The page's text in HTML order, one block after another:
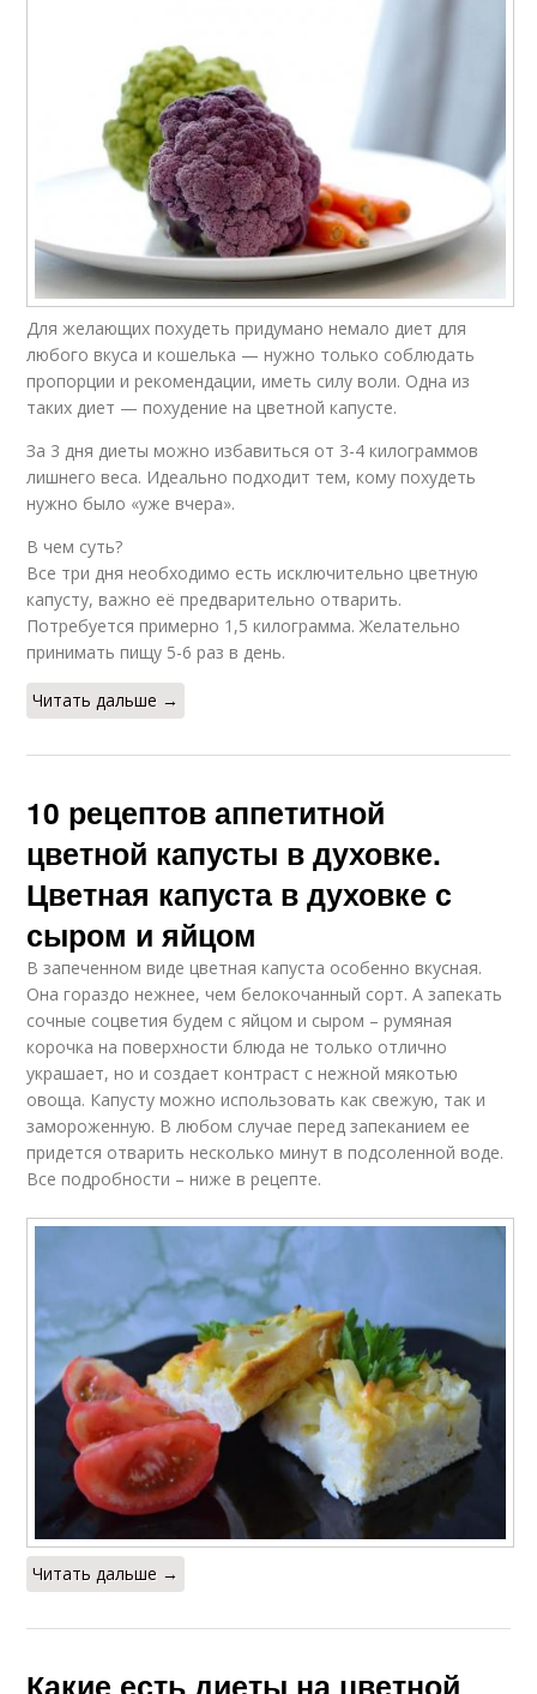
Для желающих похудеть придумано немало диет для
любого вкуса и кошелька — нужно только соблюдать
пропорции и рекомендации, иметь силу воли. Одна из
таких диет — похудение на цветной капусте.
За 3 дня диеты можно избавиться от 3-4 килограммов
лишнего веса. Идеально подходит тем, кому похудеть
нужно было «уже вчера».
В чем суть?
Все три дня необходимо есть исключительно цветную
капусту, важно её предварительно отварить.
Потребуется примерно 1,5 килограмма. Желательно
принимать пищу 5-6 раз в день.
Читать дальше →
10 рецептов аппетитной
цветной капусты в духовке.
Цветная капуста в духовке с
сыром и яйцом
В запеченном виде цветная капуста особенно вкусная.
Она гораздо нежнее, чем белокочанный сорт. А запекать
сочные соцветия будем с яйцом и сыром – румяная
корочка на поверхности блюда не только отлично
украшает, но и создает контраст с нежной мякотью
овоща. Капусту можно использовать как свежую, так и
замороженную. В любом случае перед запеканием ее
придется отварить несколько минут в подсоленной воде.
Все подробности – ниже в рецепте.
Читать дальше →